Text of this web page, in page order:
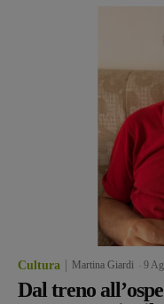
Cultura Martina Giardi 9
Dal treno